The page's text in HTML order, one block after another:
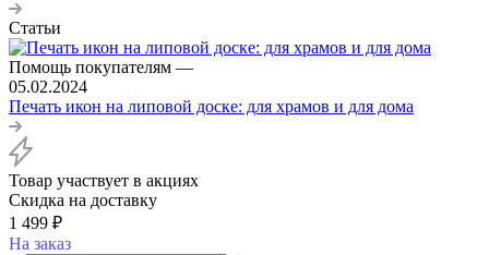
Статьи
Помощь покупателям —
05.02.2024
Печать икон на липовой доске: для храмов и для дома
Товар участвует в акциях
Скидка на доставку
1 499 ₽
На заказ